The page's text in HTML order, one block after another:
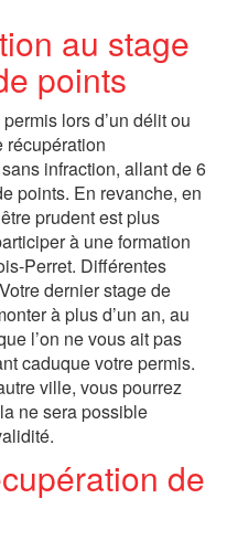
au stage
points
lors d’un délit ou
récupération
infraction, allant de 6
points. En revanche, en
prudent est plus
à une formation
Perret. Différentes
dernier stage de
à plus d’un an, au
l’on ne vous ait pas
caduque votre permis.
ville, vous pourrez
ne sera possible
de